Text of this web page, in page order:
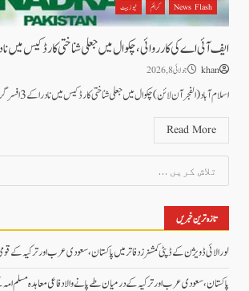
News Flash کرائم نیوز بیٹ
ایف آئی اے کی کارروائی، چکوال میں جعلی شناختی کارڈ کیس میں نادرا کے 3
khan جولائی 8, 2026
اسلام آباد (الفجر آن لائن)چکوال میں جعلی شناختی کارڈ کیس میں نادرا کے 3 افسر گرفتار ہو...
Read More
کریں
برائے:
تازہ ترین خبریں
لورالائی ڈویژن کے ڈپٹی کمشنرز دفاتر میں پاکستان، سعودی عرب اور ترکیہ کے
پاکستان، سعودی عرب اور ترکیہ کے درمیان طے پانے والا دفاعی معاہدہ مسلم امہ کے